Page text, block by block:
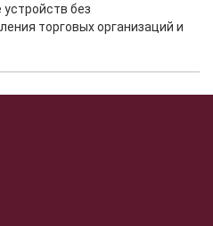
без
торговых организаций и